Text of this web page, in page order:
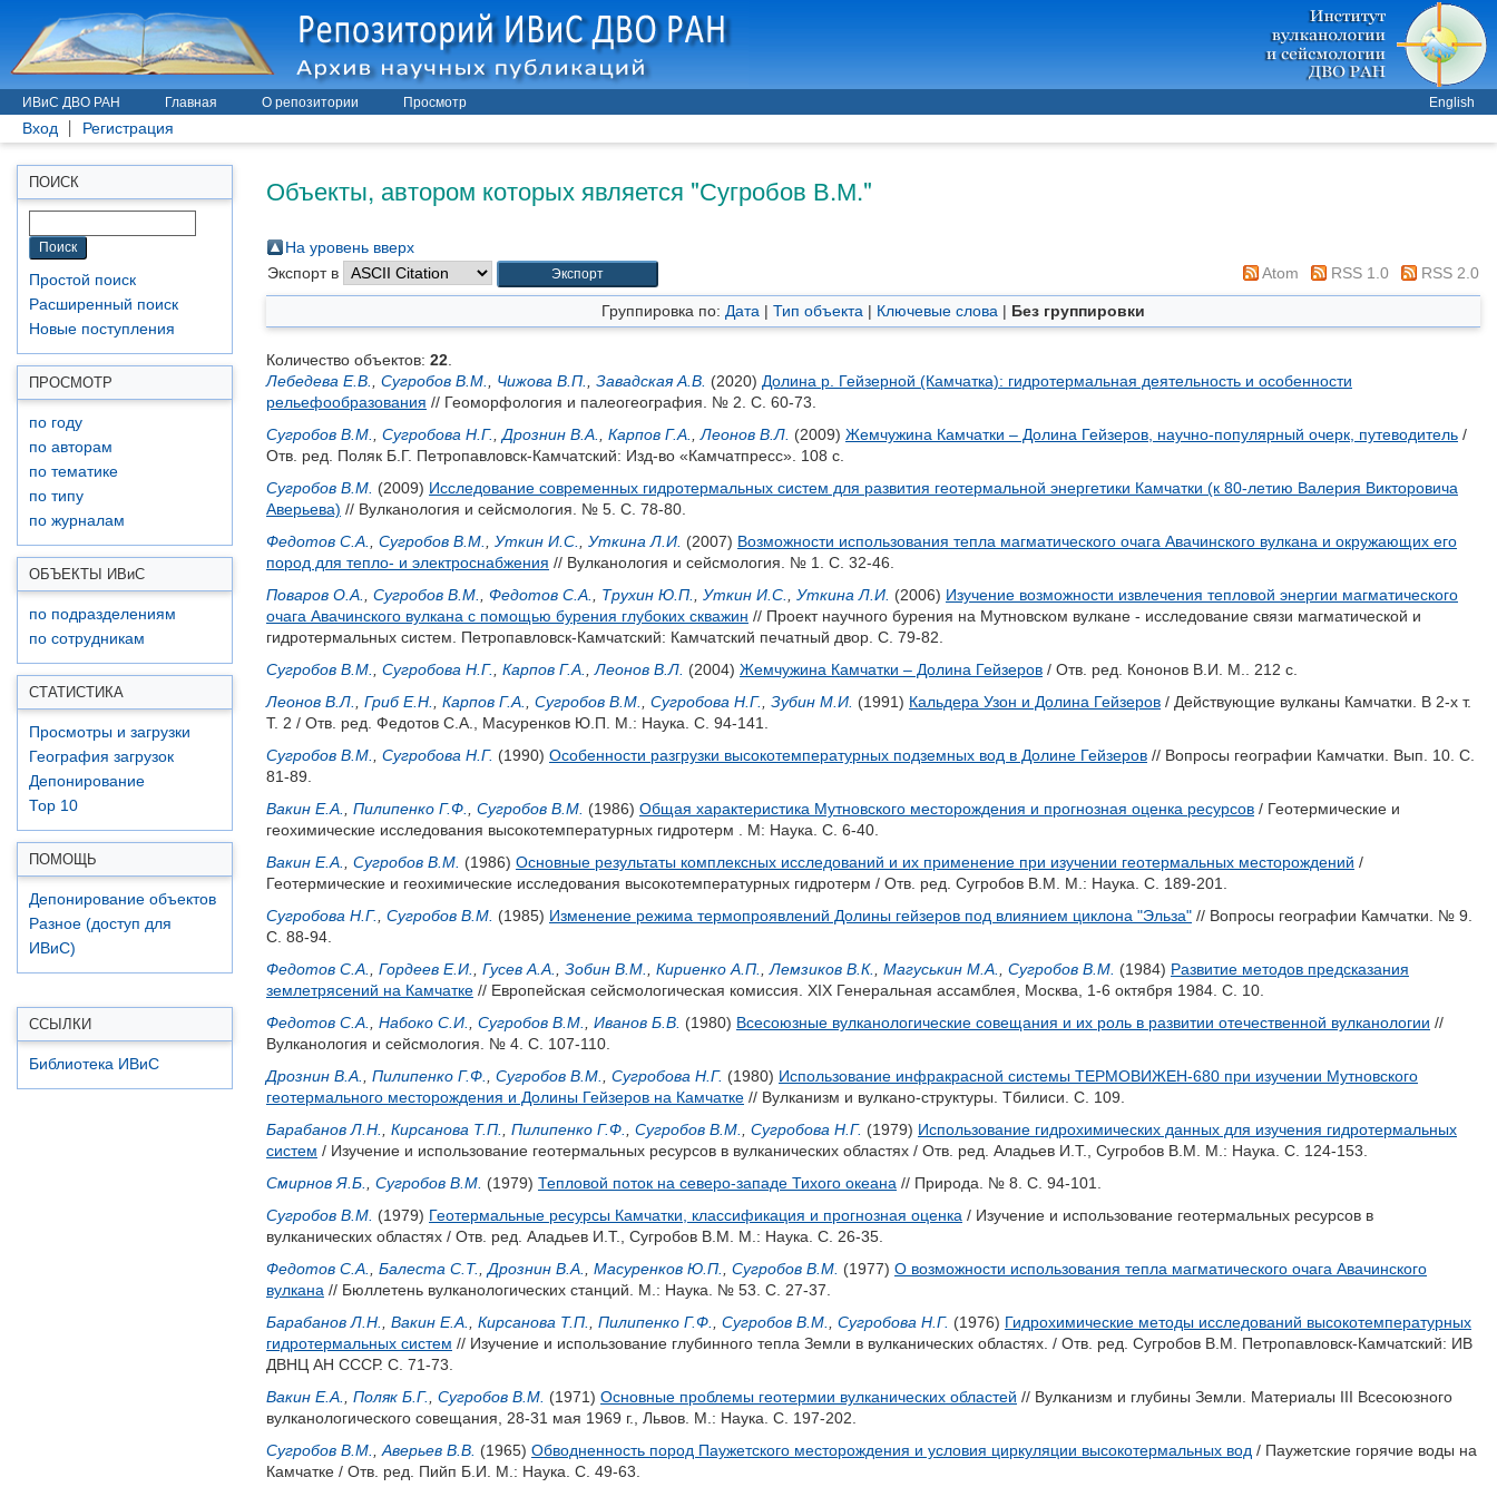
ИВиС ДВО РАН Главная О репозитории Просмотр English
Вход Регистрация
ПОИСК
Простой поиск
Расширенный поиск
Новые поступления
ПРОСМОТР
по году
по авторам
по тематике
по типу
по журналам
ОБЪЕКТЫ ИВиС
по подразделениям
по сотрудникам
СТАТИСТИКА
Просмотры и загрузки
География загрузок
Депонирование
Top 10
ПОМОЩЬ
Депонирование объектов
Разное (доступ для
ИВиС)
ССЫЛКИ
Библиотека ИВиС
Объекты, автором которых является "Сугробов В.М."
На уровень вверх
Экспорт в
Atom RSS 1.0 RSS 2.0
Группировка по: Дата | Тип объекта | Ключевые слова | Без группировки
Количество объектов: 22
Лебедева Е.В.
Сугробов В.М. Чижова В.П. Завадская А.В. (2020) Долина р. Гейзерной (Камчатка): гидротермальная деятельность и особенности
рельефообразования // Геоморфология и палеогеография. № 2. С. 60-73.
Сугробов В.М.
Сугробова Н.Г. Дрознин В.А. Карпов Г.А. Леонов В.Л. (2009) Жемчужина Камчатки – Долина Гейзеров, научно-популярный очерк, путеводитель /
Отв. ред. Поляк Б.Г. Петропавловск-Камчатский: Изд-во «Камчатпресс». 108 с.
Сугробов В.М. (2009) Исследование современных гидротермальных систем для развития геотермальной энергетики Камчатки (к 80-летию Валерия Викторовича
Аверьева) // Вулканология и сейсмология. № 5. С. 78-80.
Федотов С.А.
Сугробов В.М. Уткин И.С. Уткина Л.И. (2007) Возможности использования тепла магматического очага Авачинского вулкана и окружающих его
пород для тепло- и электроснабжения // Вулканология и сейсмология. № 1. С. 32-46.
Поваров О.А.
Сугробов В.М. Федотов С.А. Трухин Ю.П. Уткин И.С. Уткина Л.И. (2006) Изучение возможности извлечения тепловой энергии магматического
очага Авачинского вулкана с помощью бурения глубоких скважин // Проект научного бурения на Мутновском вулкане - исследование связи магматической и
гидротермальных систем. Петропавловск-Камчатский: Камчатский печатный двор. С. 79-82.
Сугробов В.М.
Сугробова Н.Г. Карпов Г.А. Леонов В.Л. (2004) Жемчужина Камчатки – Долина Гейзеров / Отв. ред. Кононов В.И.
М.. 212 с.
Леонов В.Л.
Гриб Е.Н. Карпов Г.А. Сугробов В.М. Сугробова Н.Г. Зубин М.И. (1991) Кальдера Узон и Долина Гейзеров / Действующие вулканы Камчатки. В 2-х т.
Т. 2 / Отв. ред. Федотов С.А. Масуренков Ю.П.
М.: Наука. С. 94-141.
Сугробов В.М.
Сугробова Н.Г. (1990) Особенности разгрузки высокотемпературных подземных вод в Долине Гейзеров // Вопросы географии Камчатки. Вып. 10. С.
81-89.
Вакин Е.А.
Пилипенко Г.Ф. Сугробов В.М. (1986) Общая характеристика Мутновского месторождения и прогнозная оценка ресурсов / Геотермические и
геохимические исследования высокотемпературных гидротерм . М: Наука. С. 6-40.
Вакин Е.А.
Сугробов В.М. (1986) Основные результаты комплексных исследований и их применение при изучении геотермальных месторождений /
Геотермические и геохимические исследования высокотемпературных гидротерм / Отв. ред. Сугробов В.М.
М.: Наука. С. 189-201.
Сугробова Н.Г.
Сугробов В.М. (1985) Изменение режима термопроявлений Долины гейзеров под влиянием циклона "Эльза" // Вопросы географии Камчатки. № 9.
С. 88-94.
Федотов С.А.
Гордеев Е.И. Гусев А.А. Зобин В.М. Кириенко А.П. Лемзиков В.К. Магуськин М.А. Сугробов В.М. (1984) Развитие методов предсказания
землетрясений на Камчатке // Европейская сейсмологическая комиссия. XIX Генеральная ассамблея, Москва, 1-6 октября 1984. С. 10.
Федотов С.А.
Набоко С.И. Сугробов В.М. Иванов Б.В. (1980) Всесоюзные вулканологические совещания и их роль в развитии отечественной вулканологии //
Вулканология и сейсмология. № 4. С. 107-110.
Дрознин В.А.
Пилипенко Г.Ф. Сугробов В.М. Сугробова Н.Г. (1980) Использование инфракрасной системы ТЕРМОВИЖЕН-680 при изучении Мутновского
геотермального месторождения и Долины Гейзеров на Камчатке // Вулканизм и вулкано-структуры. Тбилиси. С. 109.
Барабанов Л.Н.
Кирсанова Т.П. Пилипенко Г.Ф. Сугробов В.М. Сугробова Н.Г. (1979) Использование гидрохимических данных для изучения гидротермальных
систем / Изучение и использование геотермальных ресурсов в вулканических областях / Отв. ред. Аладьев И.Т. Сугробов В.М.
М.: Наука. С. 124-153.
Смирнов Я.Б.
Сугробов В.М. (1979) Тепловой поток на северо-западе Тихого океана // Природа. № 8. С. 94-101.
Сугробов В.М. (1979) Геотермальные ресурсы Камчатки, классификация и прогнозная оценка / Изучение и использование геотермальных ресурсов в
вулканических областях / Отв. ред. Аладьев И.Т. Сугробов В.М.
М.: Наука. С. 26-35.
Федотов С.А.
Балеста С.Т. Дрознин В.А. Масуренков Ю.П. Сугробов В.М. (1977) О возможности использования тепла магматического очага Авачинского
вулкана // Бюллетень вулканологических станций. М.: Наука. № 53. С. 27-37.
Барабанов Л.Н.
Вакин Е.А. Кирсанова Т.П. Пилипенко Г.Ф. Сугробов В.М. Сугробова Н.Г. (1976) Гидрохимические методы исследований высокотемпературных
гидротермальных систем // Изучение и использование глубинного тепла Земли в вулканических областях. / Отв. ред. Сугробов В.М.
Петропавловск-Камчатский: ИВ
ДВНЦ АН СССР. С. 71-73.
Вакин Е.А.
Поляк Б.Г. Сугробов В.М. (1971) Основные проблемы геотермии вулканических областей // Вулканизм и глубины Земли. Материалы III Всесоюзного
вулканологического совещания, 28-31 мая 1969 г., Львов. М.: Наука. С. 197-202.
Сугробов В.М.
Аверьев В.В. (1965) Обводненность пород Паужетского месторождения и условия циркуляции высокотермальных вод / Паужетские горячие воды на
Камчатке / Отв. ред. Пийп Б.И.
М.: Наука. С. 49-63.